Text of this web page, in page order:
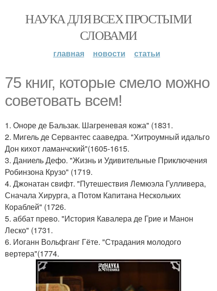
НАУКА ДЛЯ ВСЕХ ПРОСТЫМИ
СЛОВАМИ
главная новости статьи
75 книг, которые смело можно
советовать всем!
1. Оноре де Бальзак. Шагреневая кожа" (1831.
2. Мигель де Сервантес сааведра. "Хитроумный идальго
Дон кихот ламанчский"(1605-1615.
3. Даниель Дефо. "Жизнь и Удивительные Приключения
Робинзона Крузо" (1719.
4. Джонатан свифт. "Путешествия Лемюэла Гулливера,
Сначала Хирурга, а Потом Капитана Нескольких
Кораблей" (1726.
5. аббат прево. "История Кавалера де Грие и Манон
Леско" (1731.
6. Иоганн Вольфганг Гёте. "Страдания молодого
вертера"(1774.